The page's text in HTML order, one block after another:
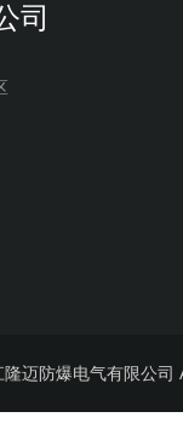
司
隆迈防爆电气有限